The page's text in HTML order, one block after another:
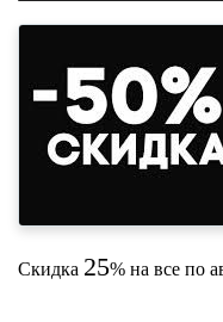
Скидка 25% на все по